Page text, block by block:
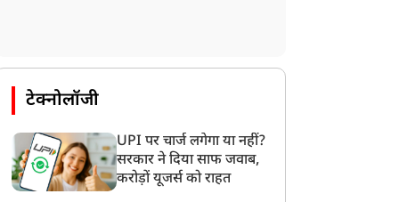
टेक्नोलॉजी
UPI पर चार्ज लगेगा या नहीं?
सरकार ने दिया साफ जवाब,
करोड़ों यूजर्स को राहत